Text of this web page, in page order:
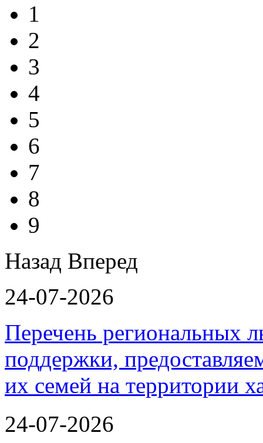
1
2
3
4
5
6
7
8
9
Назад Вперед
24-07-2026
Перечень региональных
поддержки,
их семей на территории
24-07-2026